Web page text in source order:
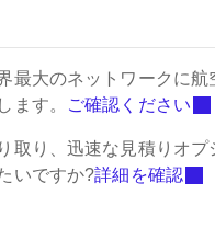
最大のネットワークに
ます。
ご確認ください
取り、迅速な見積りオ
いですか?詳細を確認